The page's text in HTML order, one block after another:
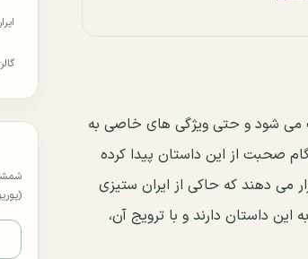
می شود و حتی ویژگی های خاصی به
صحبت از این داستان پیدا کرده
می دهند که حاکی از ایران ستیزی
داستان دارند و با ترویج آن،